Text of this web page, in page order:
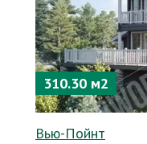
310.30 м2
Вью-Пойнт